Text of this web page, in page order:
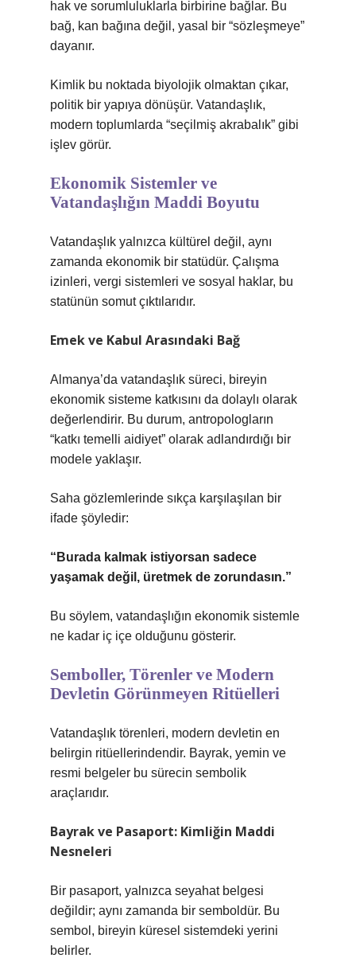
hak ve sorumluluklarla birbirine bağlar. Bu
bağ, kan bağına değil, yasal bir “sözleşmeye”
dayanır.
Kimlik bu noktada biyolojik olmaktan çıkar,
politik bir yapıya dönüşür. Vatandaşlık,
modern toplumlarda “seçilmiş akrabalık” gibi
işlev görür.
Ekonomik Sistemler ve
Vatandaşlığın Maddi Boyutu
Vatandaşlık yalnızca kültürel değil, aynı
zamanda ekonomik bir statüdür. Çalışma
izinleri, vergi sistemleri ve sosyal haklar, bu
statünün somut çıktılarıdır.
Emek ve Kabul Arasındaki Bağ
Almanya’da vatandaşlık süreci, bireyin
ekonomik sisteme katkısını da dolaylı olarak
değerlendirir. Bu durum, antropologların
“katkı temelli aidiyet” olarak adlandırdığı bir
modele yaklaşır.
Saha gözlemlerinde sıkça karşılaşılan bir
ifade şöyledir:
“Burada kalmak istiyorsan sadece
yaşamak değil, üretmek de zorundasın.”
Bu söylem, vatandaşlığın ekonomik sistemle
ne kadar iç içe olduğunu gösterir.
Semboller, Törenler ve Modern
Devletin Görünmeyen Ritüelleri
Vatandaşlık törenleri, modern devletin en
belirgin ritüellerindendir. Bayrak, yemin ve
resmi belgeler bu sürecin sembolik
araçlarıdır.
Bayrak ve Pasaport: Kimliğin Maddi
Nesneleri
Bir pasaport, yalnızca seyahat belgesi
değildir; aynı zamanda bir semboldür. Bu
sembol, bireyin küresel sistemdeki yerini
belirler.